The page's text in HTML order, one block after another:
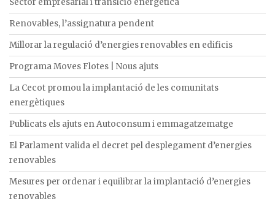
Sector empresarial i transició energètica
Renovables, l’assignatura pendent
Millorar la regulació d’energies renovables en edificis
Programa Moves Flotes | Nous ajuts
La Cecot promou la implantació de les comunitats
energètiques
Publicats els ajuts en Autoconsum i emmagatzematge
El Parlament valida el decret pel desplegament d’energies
renovables
Mesures per ordenar i equilibrar la implantació d’energies
renovables